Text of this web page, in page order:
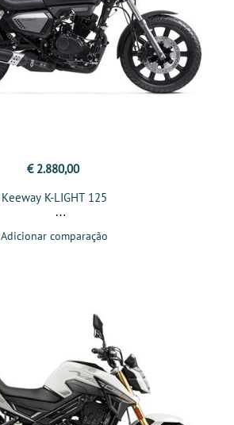
€ 2.880,00
Keeway K-LIGHT 125
Adicionar comparação